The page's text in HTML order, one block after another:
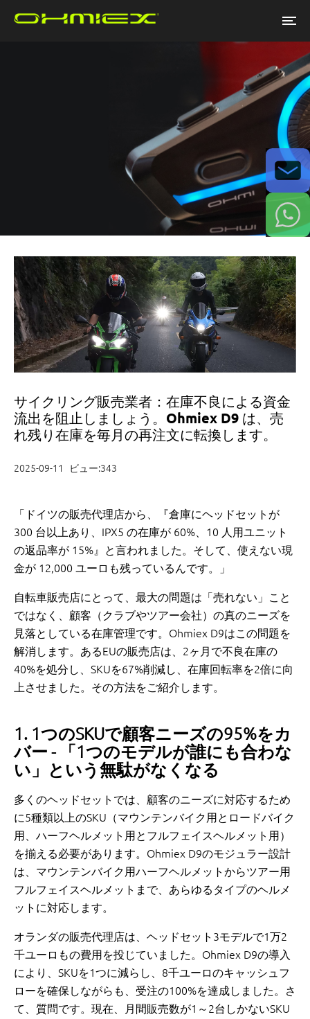
サイクリング販売業者：在庫不良による資金
流出を阻止しましょう。Ohmiex D9 は、売
れ残り在庫を毎月の再注文に転換します。
2025-09-11 ビュー:343
「ドイツの販売代理店から、『倉庫にヘッドセットが
300 台以上あり、IPX5 の在庫が 60%、10 人用ユニット
の返品率が 15%』と言われました。そして、使えない現
金が 12,000 ユーロも残っているんです。」
自転車販売店にとって、最大の問題は「売れない」こと
ではなく、顧客（クラブやツアー会社）の真のニーズを
見落としている在庫管理です。Ohmiex D9はこの問題を
解消します。あるEUの販売店は、2ヶ月で不良在庫の
40%を処分し、SKUを67%削減し、在庫回転率を2倍に向
上させました。その方法をご紹介します。
1. 1つのSKUで顧客ニーズの95%をカ
バー - 「1つのモデルが誰にも合わな
い」という無駄がなくなる
多くのヘッドセットでは、顧客のニーズに対応するため
に5種類以上のSKU（マウンテンバイク用とロードバイク
用、ハーフヘルメット用とフルフェイスヘルメット用）
を揃える必要があります。Ohmiex D9のモジュラー設計
は、マウンテンバイク用ハーフヘルメットからツアー用
フルフェイスヘルメットまで、あらゆるタイプのヘルメ
ットに対応します。
オランダの販売代理店は、ヘッドセット3モデルで1万2
千ユーロもの費用を投じていました。Ohmiex D9の導入
により、SKUを1つに減らし、8千ユーロのキャッシュフ
ローを確保しながらも、受注の100%を達成しました。さ
て、質問です。現在、月間販売数が1～2台しかないSKU
Email
WhatsApp